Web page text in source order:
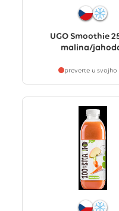
UGO Smoothie
malina/
preverte u svojho